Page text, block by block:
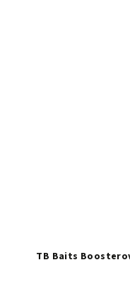
TB Baits